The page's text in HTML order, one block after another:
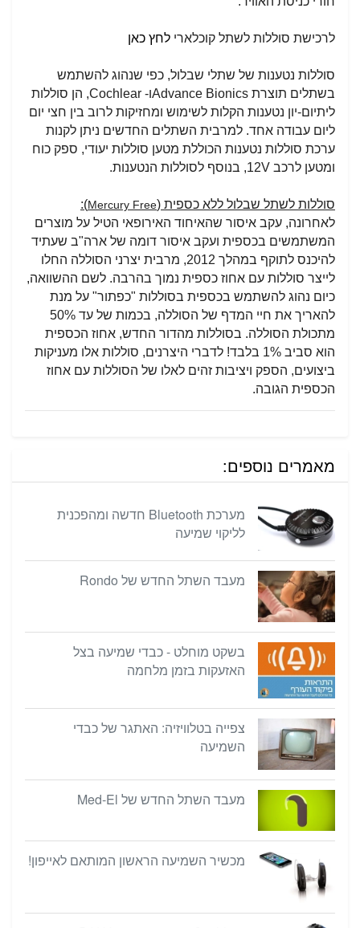
לרכישת סוללות לשתל קוכלארי לחץ כאן
סוללות נטענות של שתלי שבלול, כפי שנהוג להשתמש
בשתלים תוצרת Advance Bionicsו- Cochlear, הן סוללות
ליתיום-יון נטענות הקלות לשימוש ומחזיקות לרוב בין חצי יום
ליום עבודה אחד. למרבית השתלים החדשים ניתן לקנות
ערכת סוללות נטענות הכוללת מטען סוללות יעודי, ספק כוח
ומטען לרכב 12V, בנוסף לסוללות הנטענות.
סוללות לשתל שבלול ללא כספית (Mercury Free
):
לאחרונה, עקב איסור שהאיחוד האירופאי הטיל על מוצרים
המשתמשים בכספית ועקב איסור דומה של ארה"ב שעתיד
להיכנס לתוקף במהלך 2012, מרבית יצרני הסוללה החלו
לייצר סוללות עם אחוז כספית נמוך בהרבה. לשם ההשוואה,
כיום נהוג להשתמש בכספית בסוללות "כפתור" על מנת
להאריך את חיי המדף של הסוללה, בכמות של עד 50%
מתכולת הסוללה. בסוללות מהדור החדש, אחוז הכספית
הוא סביב 1% בלבד! לדברי היצרנים, סוללות אלו מעניקות
ביצועים, הספק ויציבות זהים לאלו של הסוללות עם אחוז
הכספית הגובה.
מאמרים נוספים:
מערכת Bluetooth חדשה ומהפכנית
לליקוי שמיעה
מעבד השתל החדש של Rondo
בשקט מוחלט - כבדי שמיעה בצל
האזעקות בזמן מלחמה
צפייה בטלוויזיה: האתגר של כבדי
השמיעה
מעבד השתל החדש של Med-El
מכשיר השמיעה הראשון המותאם לאייפון!